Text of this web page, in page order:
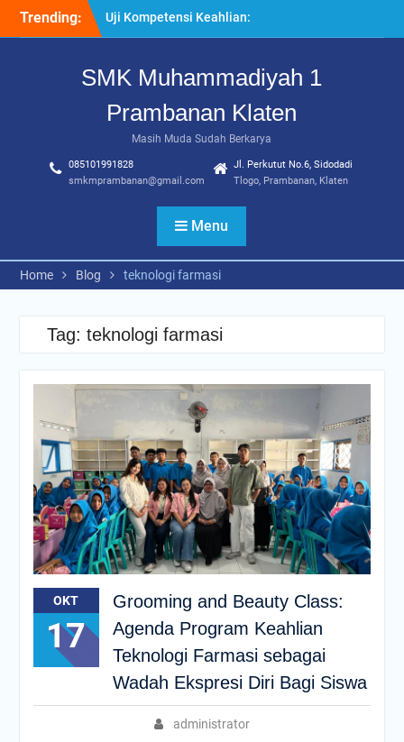
Trending:
Sinergi SMK Bersama LSP
dalam Mencetak Lulusan
“Pesantren Ramadan”
Bermuhasabah dan
205 Murid Baru Ikuti Fortasi
dan MPLS, SMK
Muhammadiyah 1
Prambanan Klaten Perkuat
Komitmen Sekolah Ramah
SMK Muhammadiyah 1
Prambanan Klaten
Masih Muda Sudah Berkarya
085101991828
smkmprambanan@gmail.com
Jl. Perkutut No.6, Sidodadi
Tlogo, Prambanan, Klaten
Menu
Home Blog teknologi farmasi
Tag: teknologi farmasi
OKT
17
Grooming and Beauty Class:
Agenda Program Keahlian
Teknologi Farmasi sebagai
Wadah Ekspresi Diri Bagi Siswa
administrator